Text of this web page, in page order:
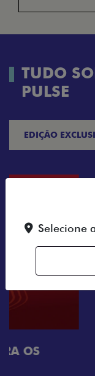
TUDO
PULSE
EDIÇÃO
VISUAL COM
Selecione